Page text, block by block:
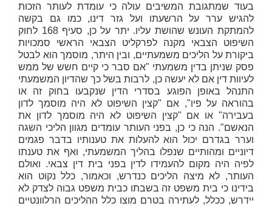
בעוד שמתגובת המשיבים עולה כי עומדת לעותר הזכות
להגיש ערר על הרשעתו ועל גזר דינו, כמו גם בקשה
להמתקת העונש שהושת עליו. יתר על כן, סעיף 168 לחוק
השיפוט הצבאי מקנה לפרקליט הצבאי הראשי סמכויות
ביקורת על הליכים משמעתיים, ובין היתר, מוסמך הוא לבטל
פסק שניתן בדין משמעתי "אם סבר כי קיים חשש של ממש
לעיוות דין אם לא יעשה כן, לרבות בשל כך שהדיון המשמעתי
התנהל באופן הפוגע בסדרי הדין שנקבעו בחוק זה או
בהוראה על פיו", אם "קצין השיפוט לא היה מוסמך לדון
בעבירה" או אם "קצין השיפוט לא היה מוסמך לדון את
הנאשם". הנה כי כן, בפני העותר עומדים מגוון הליכי השגה
וערר בגדרם יכול הוא להעלות את טענותיו בדבר פגמים
דיוניים ומהותיים שנפלו בהליך המשמעתי, ואף את טענתו
לפיה היה מקום להעמידו לדין בפני בית דין צבאי. ואולם
העותר, לא מיצה הליכים כנדרש, וכאמור, כלל נקוט הוא
בידינו כי בית משפט זה בשבתו כבית משפט גבוה לצדק לא
יידרש, ככלל, לעתירה בטרם מוצו כלל ההליכים הרלוונטיים